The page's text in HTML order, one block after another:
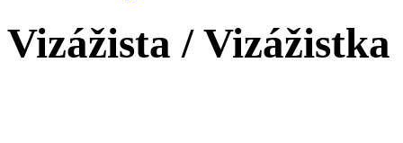
Vizážista / Vizážistka